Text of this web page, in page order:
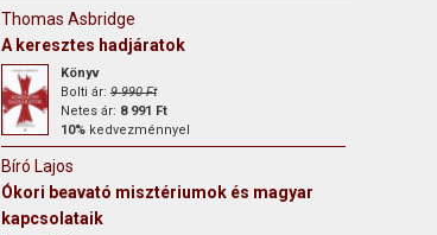
Thomas Asbridge
A keresztes hadjáratok
Könyv
Bolti ár:9 990 Ft
Netes ár: 8 991 Ft
10%kedvezménnyel
Bíró Lajos
Ókori beavató misztériumok és magyar
kapcsolataik